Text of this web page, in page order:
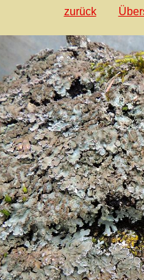
zurück